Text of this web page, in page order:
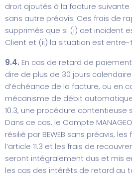
droit ajoutés à la facture suivante
sans autre préavis. Ces frais de
supprimés que si (i) cet incident
Client et (ii) la situation est
9.4. En cas de retard de
dire de plus de 30 jours
d’échéance de la facture, ou en
mécanisme de débit
10.3, une procédure contentieuse
Dans ce cas, le Compte
résilié par BEWEB sans préavis,
l’article 11.3 et les frais de
seront intégralement dus et mis
les cas des intérêts de retard au